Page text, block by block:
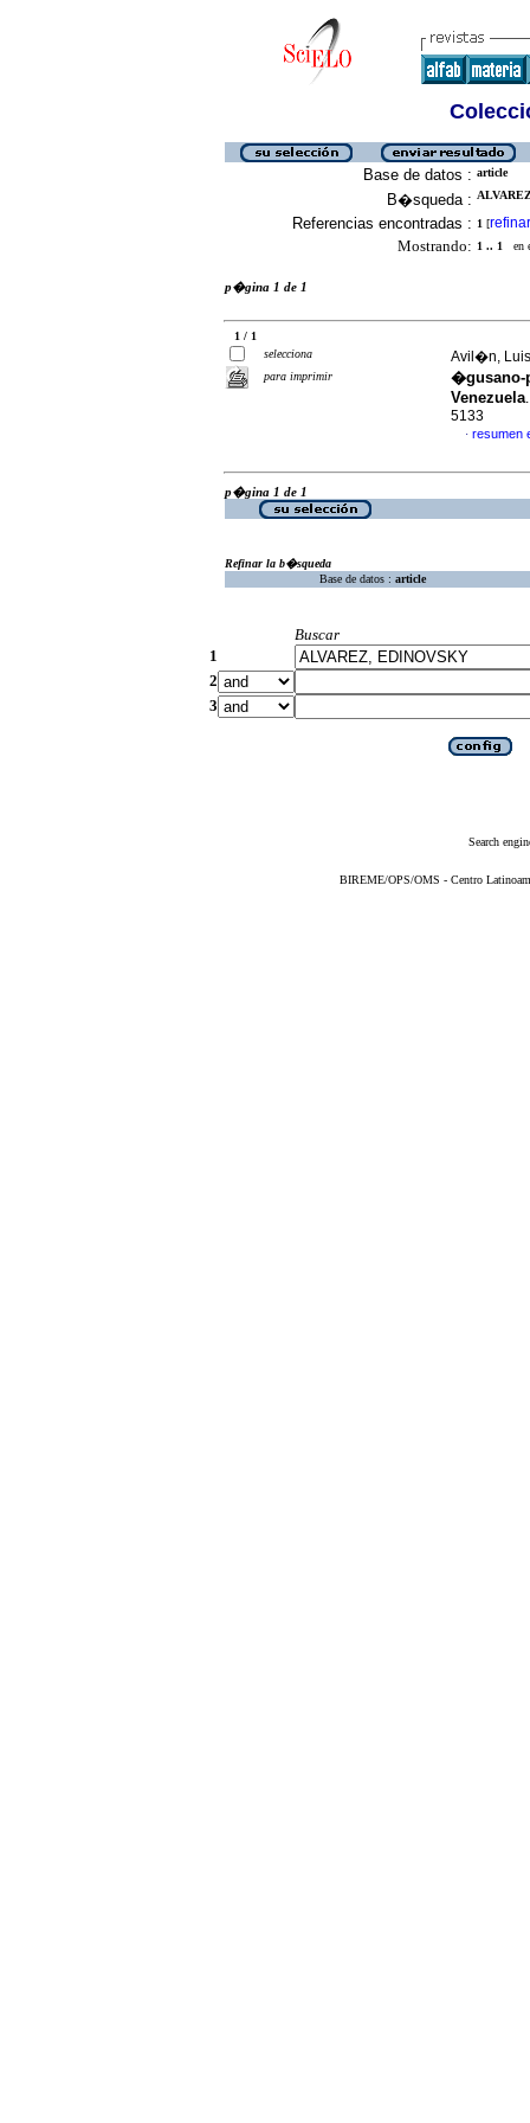
Base de datos : article
B�squeda :
Referencias encontradas : 1 [refinar
Mostrando: 1 .. 1 en
p�gina 1 de 1
1 / 1
selecciona
para imprimir
Avil�n,
�gusano-
Venezuela
5133
· resumen
p�gina 1 de 1
Refinar la b�squeda
Base de datos : article
Buscar
1
2
3
Search
BIREME/OPS/OMS - Centro